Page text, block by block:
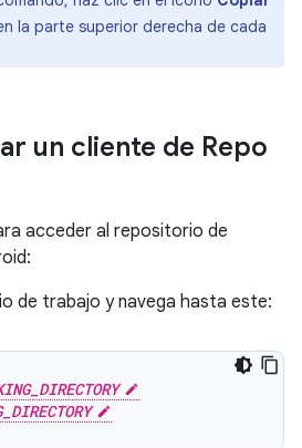
la parte superior derecha de cada
un cliente de Repo
acceder al repositorio de
de trabajo y navega hasta este: